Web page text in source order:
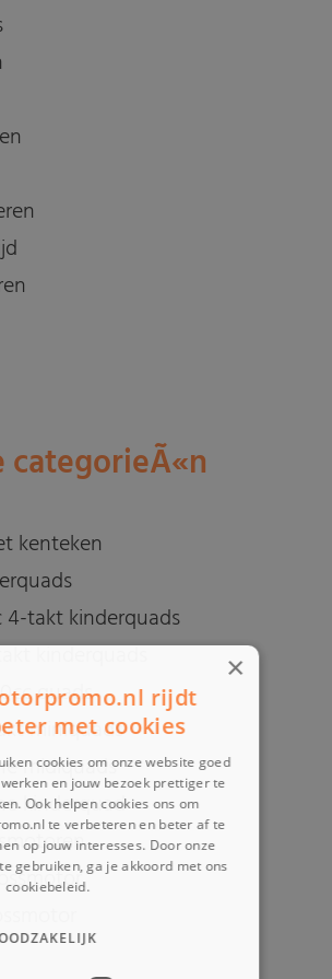
categorieÃ«n
kenteken
4-takt kinderquads
kinderquads
quads
miniquads
midiquads
kinderquad
×
rijdt
met cookies
cookies om onze website goed
en jouw bezoek prettiger te
Ook helpen cookies ons om
te verbeteren en beter af te
op jouw interesses. Door onze
gebruiken, ga je akkoord met ons
cookiebeleid.